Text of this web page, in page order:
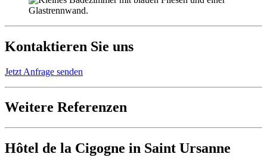
Kontaktieren Sie uns
Jetzt Anfrage senden
Weitere Referenzen
Hôtel de la Cigogne in Saint Ursanne